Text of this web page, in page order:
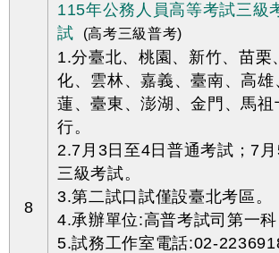
8
115年公務人員高等考試三級
試
(高考三級普考)
1.分臺北、桃園、新竹、苗栗
化、雲林、嘉義、臺南、高雄
蓮、臺東、澎湖、金門、馬祖
行。
2.7月3日至4日普通考試；7
三級考試。
3.第二試口試僅設臺北考區。
4.承辦單位:高普考試司第一科
5.試務工作室電話:02-